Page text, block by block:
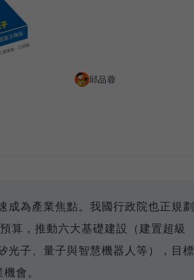
邱品蓉
成為產業焦點。我國行政院也正規劃
算，推動六大基礎建設（建置超級
光子、量子與智慧機器人等），目標
會。